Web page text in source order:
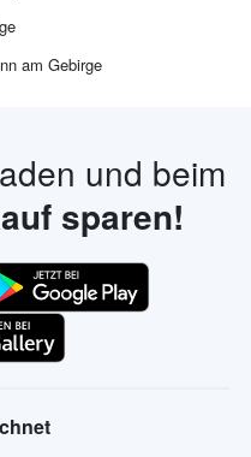
am Gebirge
und beim
sparen!